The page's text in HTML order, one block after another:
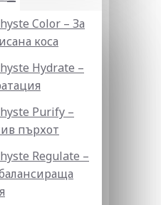
Color – За
коса
Hydrate –
Purify –
пърхот
Regulate –